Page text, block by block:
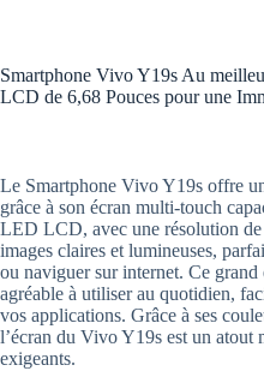
Smartphone Vivo Y19s Au
LCD de 6,68 Pouces pour une
Le Smartphone Vivo Y19s offre
grâce à son écran multi-touch
LED LCD, avec une résolution
images claires et lumineuses,
ou naviguer sur internet. Ce
agréable à utiliser au quotidien,
vos applications. Grâce à ses
l’écran du Vivo Y19s est un atout
exigeants.